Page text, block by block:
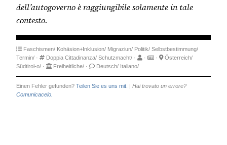
dell’autogoverno è raggiungibile solamente in tale
contesto.
Faschismen/ Kohäsion+Inklusion/ Migraziun/ Politik/ Selbstbestimmung/
Termin/ · Doppia Cittadinanza/ Schutzmacht/ · · ·
Österreich/
Südtirol-o/ · Freiheitliche/ · Deutsch/ Italiano/
Einen Fehler gefunden? Teilen Sie es uns mit. | Hai trovato un errore?
Comunicacelo.